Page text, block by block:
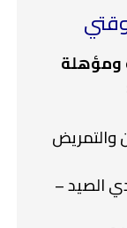
ومؤهلة
والتمريض
الصيد –